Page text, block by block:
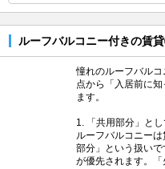
ルーフバルコニー付きの賃
憧れのルーフバル
点から「入居前に
ます。
1. 「共用部分」と
ルーフバルコニー
部分」という扱い
が優先されます。